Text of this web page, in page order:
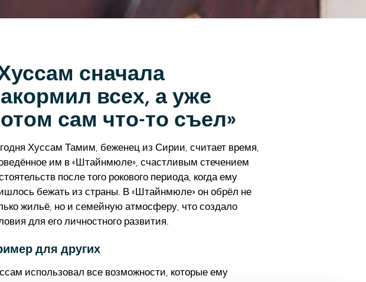
сначала
всех, а уже
сам что-то съел»
Хуссам Тамим, беженец из Сирии, считает время,
им в «Штайнмюле», счастливым стечением
после того рокового периода, когда ему
бежать из страны. В «Штайнмюле» он обрёл не
жильё, но и семейную атмосферу, что создало
для его личностного развития.
для других
использовал все возможности, которые ему